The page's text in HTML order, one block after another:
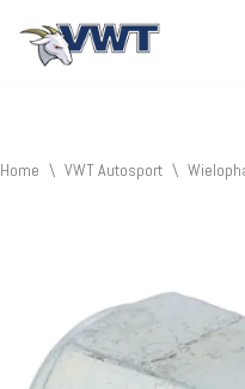
Home \ VWT Autosport \